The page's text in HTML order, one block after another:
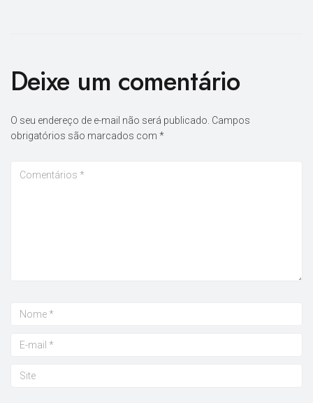
Deixe um comentário
O seu endereço de e-mail não será publicado. Campos
obrigatórios são marcados com *